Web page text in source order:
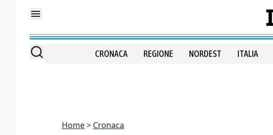
CRONACA REGIONE NORDEST ITALIA
Home Cronaca